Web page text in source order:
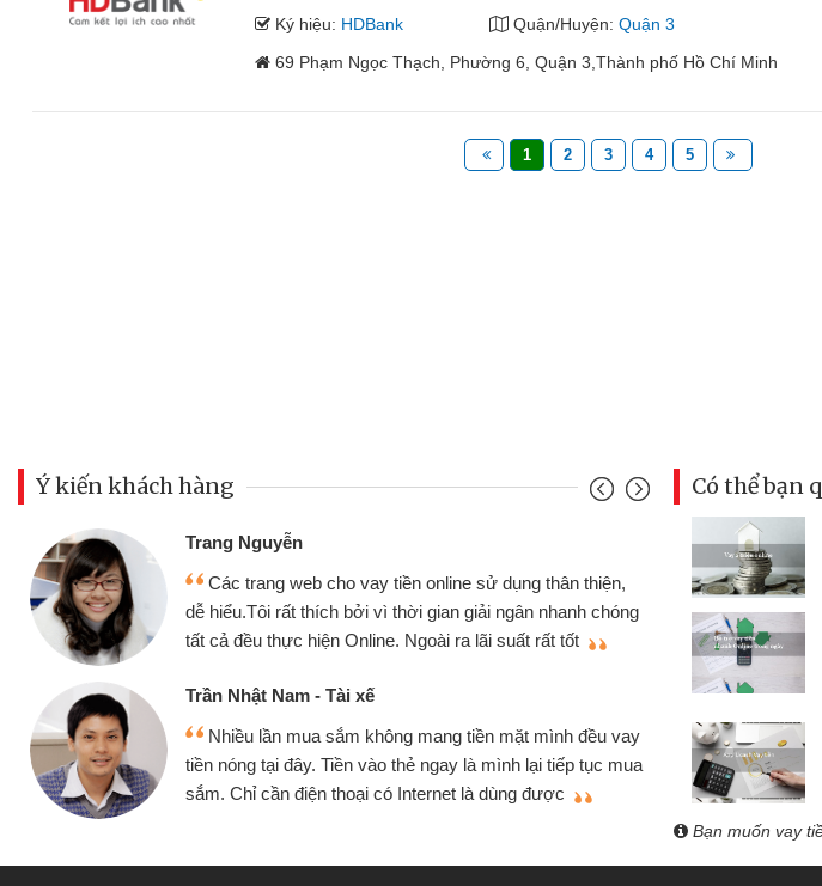
Ký hiệu: HDBank Quận/Huyện: Quận 3
69 Phạm Ngọc Thạch, Phường 6, Quận 3,Thành phố Hồ Chí Minh
1 2 3 4 5
Ý kiến khách hàng
thân thiện,
nhanh chóng
rất tốt
mình đều vay
lại tiếp tục mua
được
Mình cần tiền gấp nên định cầm cố chiếc xe wave
nhưng thật may đã có gói vay tiền bằng CMND online
không cần gặp mặt nên rất tiện lợi, sẽ giới thiệu cho bạn
Tôi kinh doanh buôn bán nhỏ lẻ nhiều lúc cần vốn nhập
hàng, nhờ biết đến website qua bạn bè giới thiệu tôi đã giải
quyết được công việc của mình nhanh chóng
Có thể bạn
Bạn muốn vay